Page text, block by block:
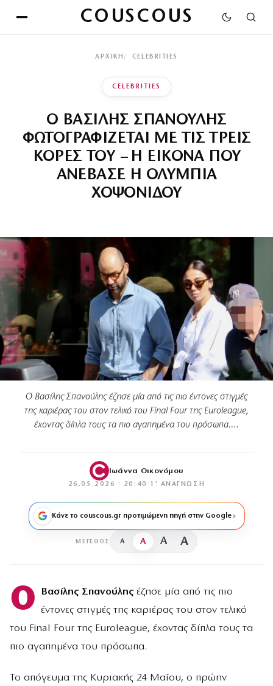
COUSCOUS
ΑΡΧΙΚΉ CELEBRITIES
CELEBRITIES
Ο ΒΑΣΙΛΗΣ ΣΠΑΝΟΥΛΗΣ
ΦΩΤΟΓΡΑΦΙΖΕΤΑΙ ΜΕ ΤΙΣ ΤΡΕΙΣ
ΚΟΡΕΣ ΤΟΥ – Η ΕΙΚΟΝΑ ΠΟΥ
ΑΝΕΒΑΣΕ Η ΟΛΥΜΠΙΑ
ΧΟΨΟΝΙΔΟΥ
Ο Βασίλης Σπανούλης έζησε μία από τις πιο έντονες στιγμές
της καριέρας του στον τελικό του Final Four της Euroleague,
έχοντας δίπλα τους τα πιο αγαπημένα του πρόσωπα.…
Ιωάννα Οικονόμου
26.05.2026 · 20:40 · 1′ ΑΝΆΓΝΩΣΗ
Κάνε το couscous.gr προτιμώμενη πηγή στην Google
ΜΈΓΕΘΟΣ A A A A
Ο Βασίλης Σπανούληςέζησε μία από τις πιο
έντονες στιγμές της καριέρας του στον τελικό
του Final Four της Euroleague, έχοντας δίπλα τους τα
πιο αγαπημένα του πρόσωπα.
Το απόγευμα της Κυριακής 24 Μαΐου, ο πρώην